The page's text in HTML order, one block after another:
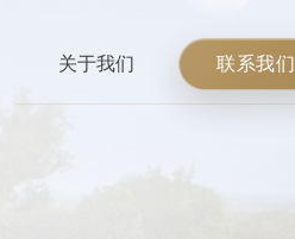
关于我们 联系我们